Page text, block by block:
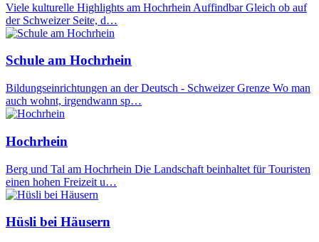
Viele kulturelle Highlights am Hochrhein Auffindbar Gleich ob auf
der Schweizer Seite, d…
Schule am Hochrhein
Bildungseinrichtungen an der Deutsch - Schweizer Grenze Wo man
auch wohnt, irgendwann sp…
Hochrhein
Berg und Tal am Hochrhein Die Landschaft beinhaltet für Touristen
einen hohen Freizeit u…
Hüsli bei Häusern